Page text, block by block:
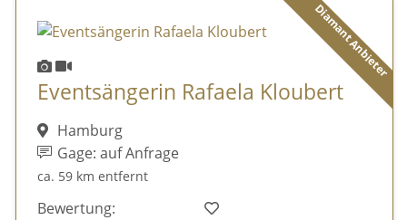
Diamant Anbieter
Eventsängerin Rafaela Kloubert
Hamburg
Gage: auf Anfrage
ca. 59 km entfernt
Bewertung: